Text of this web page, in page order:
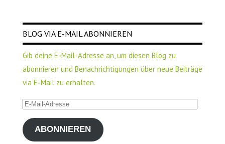
BLOG VIA E-MAIL ABONNIEREN
Gib deine E-Mail-Adresse an, um diesen Blog zu
abonnieren und Benachrichtigungen über neue Beiträge
via E-Mail zu erhalten.
E-
Mail-
AdresseABONNIEREN